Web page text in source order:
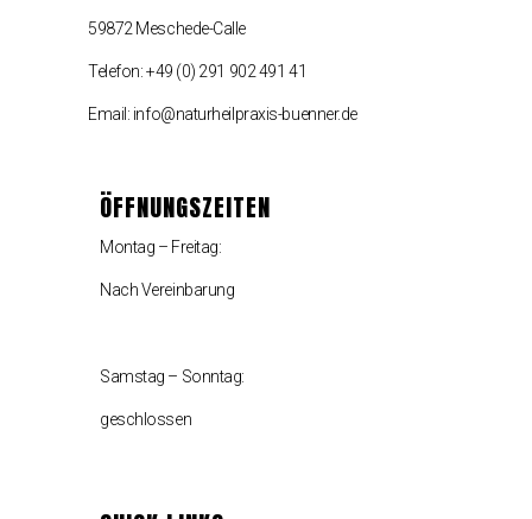
59872 Meschede-Calle
Telefon: +49 (0) 291 902 491 41
Email: info@naturheilpraxis-buenner.de
ÖFFNUNGSZEITEN
Montag – Freitag:
Nach Vereinbarung
Samstag – Sonntag:
geschlossen